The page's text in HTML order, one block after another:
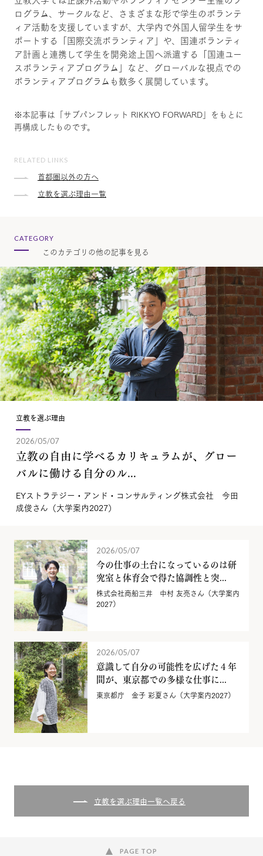
ログラム、サークルなど、さまざまな形で学生のボランテ
ィア活動を支援していますが、大学内で外国人留学生をサ
ポートする「国際交流ボランティア」や、国連ボランティ
ア計画と連携して学生を開発途上国へ派遣する「国連ユー
スボランティアプログラム」など、グローバルな視点での
ボランティアプログラムも数多く展開しています。
※本記事は「サブパンフレット RIKKYO FORWARD」をもとに
再構成したものです。
RELATED LINKS
首都圏以外の方へ
立教を選ぶ理由一覧
CATEGORY
このカテゴリの他の記事を見る
立教を選ぶ理由
2026/05/07
立教の自由に学べるカリキュラムが、グロー
バルに働ける自分のル...
EYストラテジー・アンド・コンサルティング株式会社 今田
成俊さん（大学案内2027）
2026/05/07
今の仕事の土台になっているのは研
究室と体育会で得た協調性と突...
株式会社商船三井 中村 友亮さん（大学案内
2027）
2026/05/07
意識して自分の可能性を広げた４年
間が、東京都での多様な仕事に...
東京都庁 金子 彩夏さん（大学案内2027）
立教を選ぶ理由一覧へ戻る
PAGE TOP